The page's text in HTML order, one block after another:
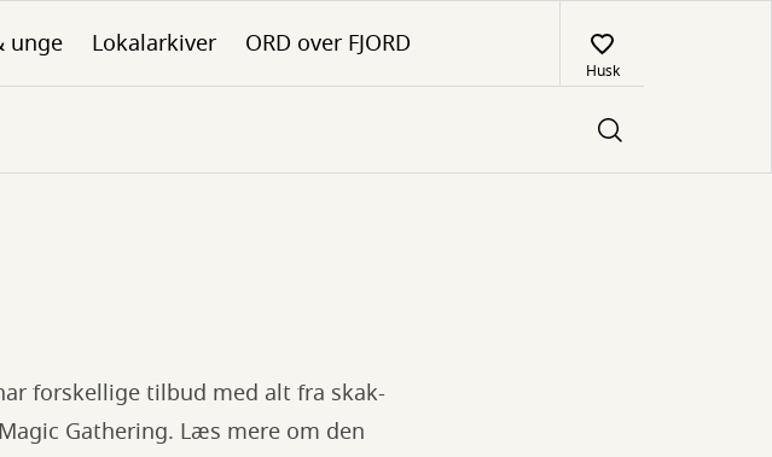
unge Lokalarkiver ORD over FJORD
Husk
forskellige tilbud med alt fra skak-
Gathering. Læs mere om den